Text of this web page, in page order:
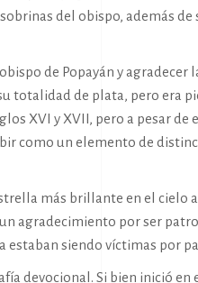
del obispo, además
de Popayán y agradecer
totalidad de plata, pero era
XVI y XVII, pero a pesar de
como un elemento de
más brillante en el cielo
agradecimiento por ser
estaban siendo víctimas por
devocional. Si bien inició en